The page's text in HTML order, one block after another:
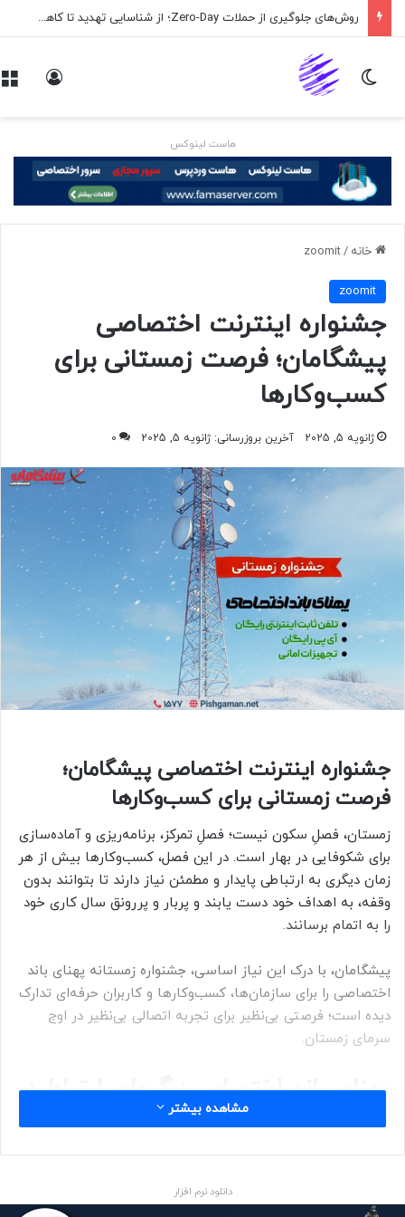
روش‌های جلوگیری از حملات Zero-Day؛ از شناسایی تهدید تا کاهش ریسک
تغییر پوسته
هاست لینوکس
خانه /
zoomit
zoomit
جشنواره اینترنت اختصاصی
پیشگامان؛ فرصت زمستانی برای
کسب‌وکارها
ژانویه 5, 2025 آخرین بروزرسانی: ژانویه 5, 2025 0
جشنواره اینترنت اختصاصی پیشگامان؛
فرصت زمستانی برای کسب‌وکارها
زمستان، فصلِ سکون نیست؛ فصلِ تمرکز، برنامه‌ریزی و آماده‌سازی
برای شکوفایی در بهار است. در این فصل، کسب‌وکارها بیش از هر
زمان دیگری به ارتباطی پایدار و مطمئن نیاز دارند تا بتوانند بدون
وقفه، به اهداف خود دست یابند و پربار و پررونق سال کاری خود
را به اتمام برسانند.
پیشگامان، با درک این نیاز اساسی، جشنواره زمستانه پهنای باند
اختصاصی را برای سازمان‌ها، کسب‌وکارها و کاربران حرفه‌ای تدارک
دیده است؛ فرصتی بی‌نظیر برای تجربه اتصالی بی‌نظیر در اوج
سرمای زمستان.
پهنای باند اختصاصی: گرمایِ ارتباط در
سرمای زمستان
سرمای زمستان، حیاتی است. تصور کنید در یک جاده برفی و
لغزنده، به جای رانندگی در ترافیک سنگین، مسیری اختصاصی و
مشاهده بیشتر
دانلود نرم افزار